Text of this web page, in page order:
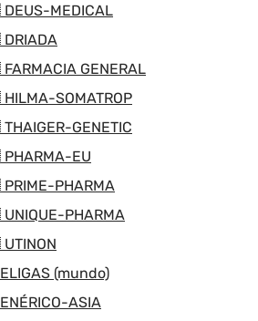
MEDICAL
GENERAL
SOMATROP
GENETIC
EU
PHARMA
PHARMA
(mundo)
ASIA